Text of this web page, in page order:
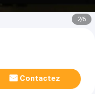
2/6
Contactez